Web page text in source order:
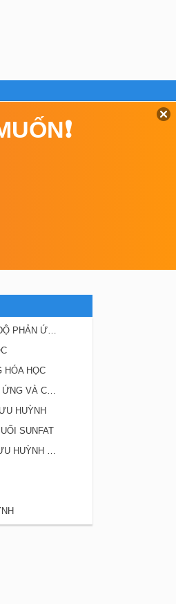
BÀI 39. LUYỆN TẬP : TỐC ĐỘ PHẢN ỨNG VÀ CÂN BẰNG HÓA HỌC
HÓA HỌC
CHƯƠNG 7. TỐC ĐỘ PHẢN ỨNG VÀ CÂN BẰNG HÓA HỌC - SBT HÓA 10
HUỲNH
SUNFAT
BÀI 32. HIDRO SUNFUA - LƯU HUỲNH DIOXIT - LƯU HUYNH TRIOXIT